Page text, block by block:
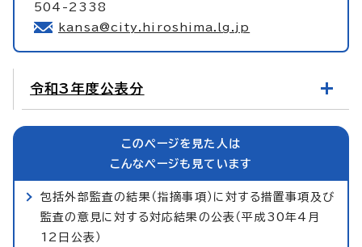
504-2338
kansa@city.hiroshima.lg.jp
令和3年度公表分
このページを見た人は
こんなページも見ています
包括外部監査の結果（指摘事項）に対する措置事項及び
監査の意見に対する対応結果の公表（平成30年4月
12日公表）